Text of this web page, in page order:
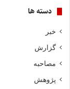
دسته ها
خبر
گزارش
مصاحبه
پژوهش